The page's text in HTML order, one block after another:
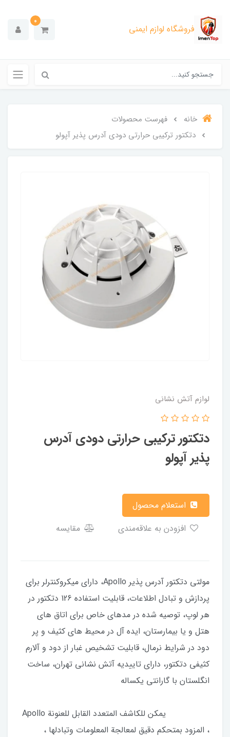
فروشگاه لوازم ایمنی
0
خانه
فهرست محصولات
دتکتور ترکیبی حرارتی دودی آدرس پذیر آپولو
لوازم آتش نشانی
دتکتور ترکیبی حرارتی دودی آدرس
پذیر آپولو
مقایسه
مولتی دتکتور آدرس پذیر Apollo، داراي ميكروكنترلر براي
پردازش و تبادل اطلاعات، قابليت استفاده 126 دتكتور در
هر لوپ، توصيه شده در مدهاي خاص براي اتاق هاي
هتل و يا بيمارستان، ايده آل در محيط هاي كثيف و پر
دود در شرايط نرمال، قابليت تشخيص غبار از دود و آلارم
كثيفي دتكتور، دارای تاییدیه آتش نشانی تهران، ساخت
انگلستان با گارانتی یکساله
يمكن للكاشف المتعدد القابل للعنونة Apollo
، المزود بمتحكم دقيق لمعالجة المعلومات وتبادلها ،